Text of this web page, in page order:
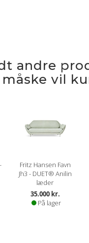
andre
vil
Fritz Hansen Favn
Jh3 - DUET® Anilin
læder
35.000 kr.
På lager